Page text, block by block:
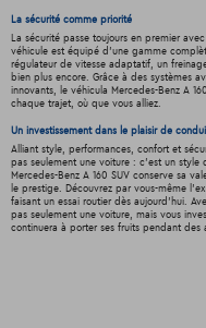
La sécurité comme priorité
La sécurité passe toujours en premier
véhicule est équipé d'une gamme
régulateur de vitesse adaptatif, un
bien plus encore. Grâce à des systèmes
innovants, le véhicula Mercedes-Benz A
chaque trajet, où que vous alliez.
Un investissement dans le plaisir de
Alliant style, performances, confort et
pas seulement une voiture : c'est un
Mercedes-Benz A 160 SUV conserve sa
le prestige. Découvrez par vous-même
faisant un essai routier dès aujourd'hui.
pas seulement une voiture, mais vous
continuera à porter ses fruits pendant des